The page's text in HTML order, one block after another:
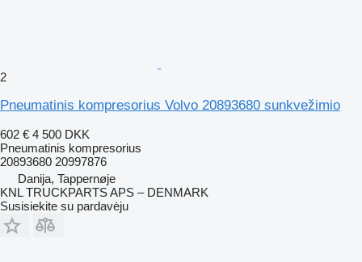
2
Pneumatinis kompresorius Volvo 20893680 sunkvežimio
602 € 4 500 DKK
Pneumatinis kompresorius
20893680 20997876
Danija, Tappernøje
KNL TRUCKPARTS APS – DENMARK
Susisiekite su pardavėju